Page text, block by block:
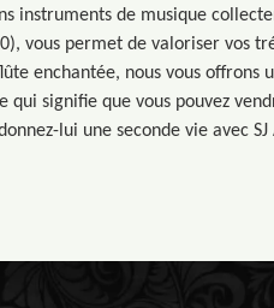
instruments de musique
vous permet de valoriser vos
enchantée, nous vous
qui signifie que vous pouvez
lui une seconde vie avec